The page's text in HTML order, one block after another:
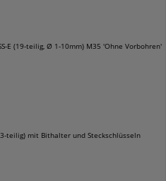
E (19-teilig, Ø 1-10mm) M35 'Ohne Vorbohren'
teilig) mit Bithalter und Steckschlüsseln